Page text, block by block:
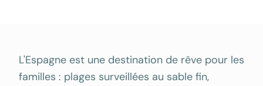
L'Espagne est une destination de rêve pour les
familles : plages surveillées au sable fin,